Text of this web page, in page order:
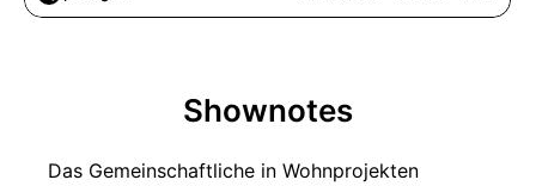
Shownotes
Das Gemeinschaftliche in Wohnprojekten